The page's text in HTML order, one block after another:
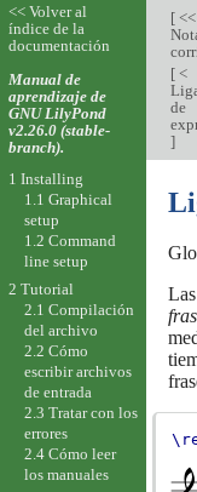
[<<
[<
de
]
<< Volver al
índice de la
documentación
Manual de
aprendizaje de
GNU LilyPond
v2.26.0 (stable-
branch).
1 Installing
1.1 Graphical
setup
1.2 Command
line setup
2 Tutorial
2.1 Compilación
del archivo
2.2 Cómo
escribir archivos
de entrada
2.3 Tratar con los
errores
2.4 Cómo leer
los manuales